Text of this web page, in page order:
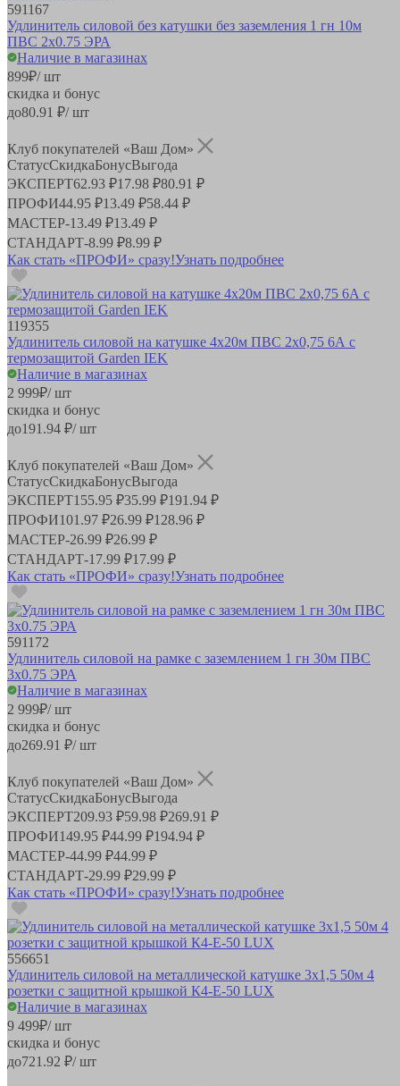
591167
Удлинитель силовой без катушки без заземления 1 гн 10м
ПВС 2х0.75 ЭРА
Наличие в магазинах
899₽/ шт
скидка и бонус
до80.91 ₽/ шт
Клуб покупателей «Ваш Дом»
СтатусСкидкаБонусВыгода
ЭКСПЕРТ62.93 ₽17.98 ₽80.91 ₽
ПРОФИ44.95 ₽13.49 ₽58.44 ₽
МАСТЕР-13.49 ₽13.49 ₽
СТАНДАРТ-8.99 ₽8.99 ₽
Как стать «ПРОФИ» сразу!Узнать подробнее
119355
Удлинитель силовой на катушке 4х20м ПВС 2х0,75 6А с
термозащитой Garden IEK
Наличие в магазинах
2 999₽/ шт
скидка и бонус
до191.94 ₽/ шт
Клуб покупателей «Ваш Дом»
СтатусСкидкаБонусВыгода
ЭКСПЕРТ155.95 ₽35.99 ₽191.94 ₽
ПРОФИ101.97 ₽26.99 ₽128.96 ₽
МАСТЕР-26.99 ₽26.99 ₽
СТАНДАРТ-17.99 ₽17.99 ₽
Как стать «ПРОФИ» сразу!Узнать подробнее
591172
Удлинитель силовой на рамке c заземлением 1 гн 30м ПВС
3x0.75 ЭРА
Наличие в магазинах
2 999₽/ шт
скидка и бонус
до269.91 ₽/ шт
Клуб покупателей «Ваш Дом»
СтатусСкидкаБонусВыгода
ЭКСПЕРТ209.93 ₽59.98 ₽269.91 ₽
ПРОФИ149.95 ₽44.99 ₽194.94 ₽
МАСТЕР-44.99 ₽44.99 ₽
СТАНДАРТ-29.99 ₽29.99 ₽
Как стать «ПРОФИ» сразу!Узнать подробнее
556651
Удлинитель силовой на металлической катушке 3x1,5 50м 4
розетки с защитной крышкой К4-Е-50 LUX
Наличие в магазинах
9 499₽/ шт
скидка и бонус
до721.92 ₽/ шт